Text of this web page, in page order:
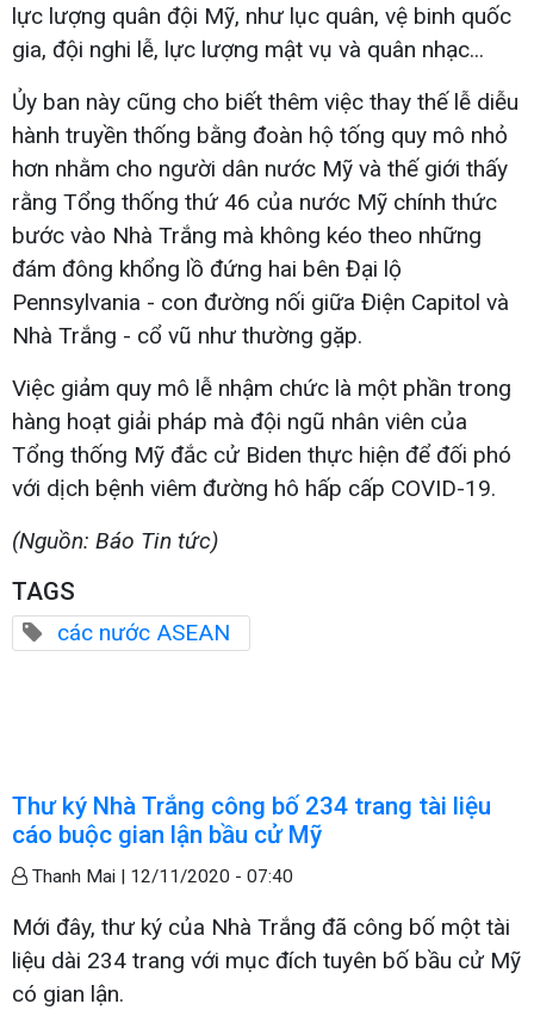
lực lượng quân đội Mỹ, như lục quân, vệ binh quốc
gia, đội nghi lễ, lực lượng mật vụ và quân nhạc...
Ủy ban này cũng cho biết thêm việc thay thế lễ diễu
hành truyền thống bằng đoàn hộ tống quy mô nhỏ
hơn nhằm cho người dân nước Mỹ và thế giới thấy
rằng Tổng thống thứ 46 của nước Mỹ chính thức
bước vào Nhà Trắng mà không kéo theo những
đám đông khổng lồ đứng hai bên Đại lộ
Pennsylvania - con đường nối giữa Điện Capitol và
Nhà Trắng - cổ vũ như thường gặp.
Việc giảm quy mô lễ nhậm chức là một phần trong
hàng hoạt giải pháp mà đội ngũ nhân viên của
Tổng thống Mỹ đắc cử Biden thực hiện để đối phó
với dịch bệnh viêm đường hô hấp cấp COVID-19.
(Nguồn: Báo Tin tức)
TAGS
các nước ASEAN
Thư ký Nhà Trắng công bố 234 trang tài liệu
cáo buộc gian lận bầu cử Mỹ
Thanh Mai | 12/11/2020 - 07:40
Mới đây, thư ký của Nhà Trắng đã công bố một tài
liệu dài 234 trang với mục đích tuyên bố bầu cử Mỹ
có gian lận.